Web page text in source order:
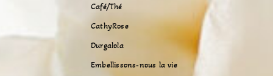
Café/Thé
CathyRose
Durgalola
Embellissons-nous la vie